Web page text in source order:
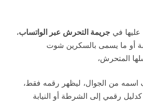
في جريمة التحرش عبر الواتساب،
أو ما يسمى بالسكرين شوت
المتحرش،
اسمه من الجوال، ليظهر رقمه فقط،
رقمي إلى الشرطة أو النيابة